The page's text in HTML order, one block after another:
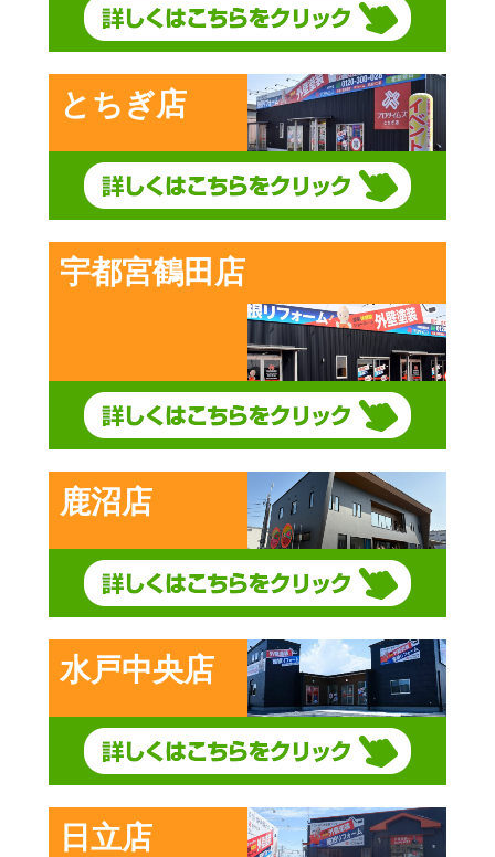
とちぎ店
宇都宮鶴田店
鹿沼店
水戸中央店
日立店